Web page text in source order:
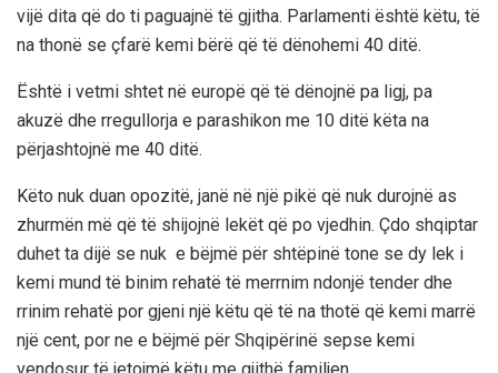
vijë dita që do ti paguajnë të gjitha. Parlamenti është këtu, të
na thonë se çfarë kemi bërë që të dënohemi 40 ditë.
Është i vetmi shtet në europë që të dënojnë pa ligj, pa
akuzë dhe rregullorja e parashikon me 10 ditë këta na
përjashtojnë me 40 ditë.
Këto nuk duan opozitë, janë në një pikë që nuk durojnë as
zhurmën më që të shijojnë lekët që po vjedhin. Çdo shqiptar
duhet ta dijë se nuk e bëjmë për shtëpinë tone se dy lek i
kemi mund të binim rehatë të merrnim ndonjë tender dhe
rrinim rehatë por gjeni një këtu që të na thotë që kemi marrë
një cent, por ne e bëjmë për Shqipërinë sepse kemi